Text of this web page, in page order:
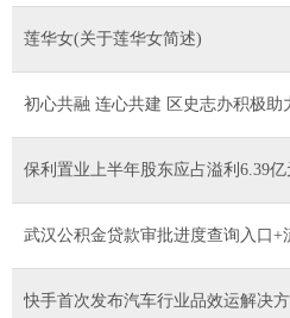
莲华女(关于莲华女简述)
初心共融 连心共建 区史志办积极助
保利置业上半年股东应占溢利6.39
武汉公积金贷款审批进度查询入口+
快手首次发布汽车行业品效运解决